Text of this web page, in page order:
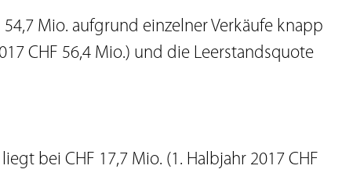
Mio. aufgrund einzelner Verkäufe knapp
CHF 56,4 Mio.) und die Leerstandsquote
bei CHF 17,7 Mio. (1. Halbjahr 2017 CHF